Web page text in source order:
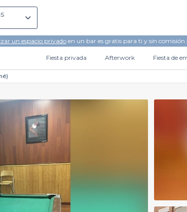
un espacio privadoen un bar es gratis para ti y sin comisión
Fiesta privada Afterwork Fiesta de